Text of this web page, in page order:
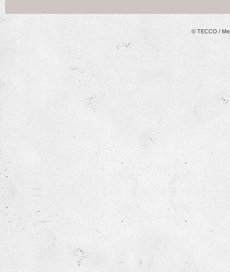
© TECCO /